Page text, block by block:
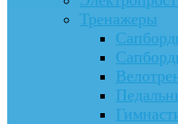
Тренажеры